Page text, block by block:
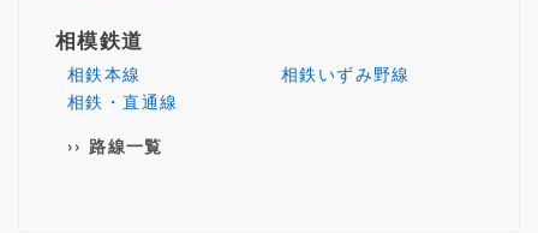
相模鉄道
相鉄本線
相鉄いずみ野線
相鉄・直通線
路線一覧